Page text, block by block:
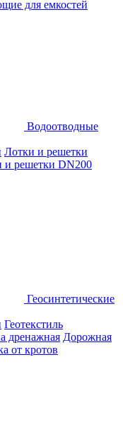
для емкостей
Водоотводные
Лотки и решетки
и решетки DN200
Геосинтетические
Геотекстиль
дренажная Дорожная
от кротов